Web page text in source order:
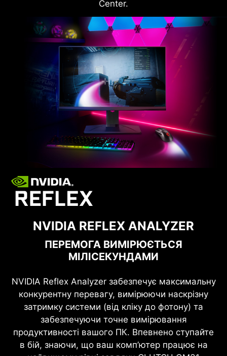
Center.
NVIDIA REFLEX ANALYZER
ПЕРЕМОГА ВИМІРЮЄТЬСЯ
МІЛІСЕКУНДАМИ
NVIDIA Reflex Analyzer забезпечує максимальну
конкурентну перевагу, вимірюючи наскрізну
затримку системи (від кліку до фотону) та
забезпечуючи точне вимірювання
продуктивності вашого ПК. Впевнено ступайте
в бій, знаючи, що ваш комп’ютер працює на